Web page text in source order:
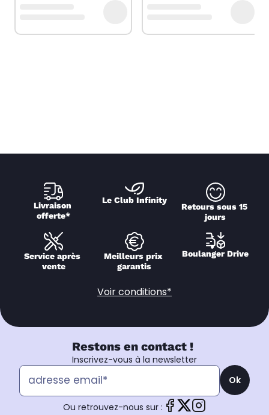
Livraison
offerte*
Le Club Infinity
Retours sous 15
jours
Service après
vente
Meilleurs prix
garantis
Boulanger Drive
Voir conditions*
Restons en contact !
Inscrivez-vous à la newsletter
Ok
Ou retrouvez-nous sur :